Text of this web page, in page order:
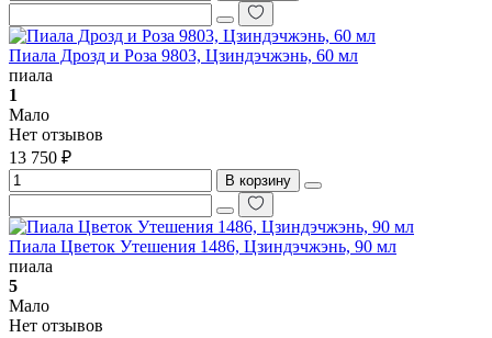
Пиала Дрозд и Роза 9803, Цзиндэчжэнь, 60 мл
пиала
1
Мало
Нет отзывов
13 750 ₽
В корзину
Пиала Цветок Утешения 1486, Цзиндэчжэнь, 90 мл
пиала
5
Мало
Нет отзывов